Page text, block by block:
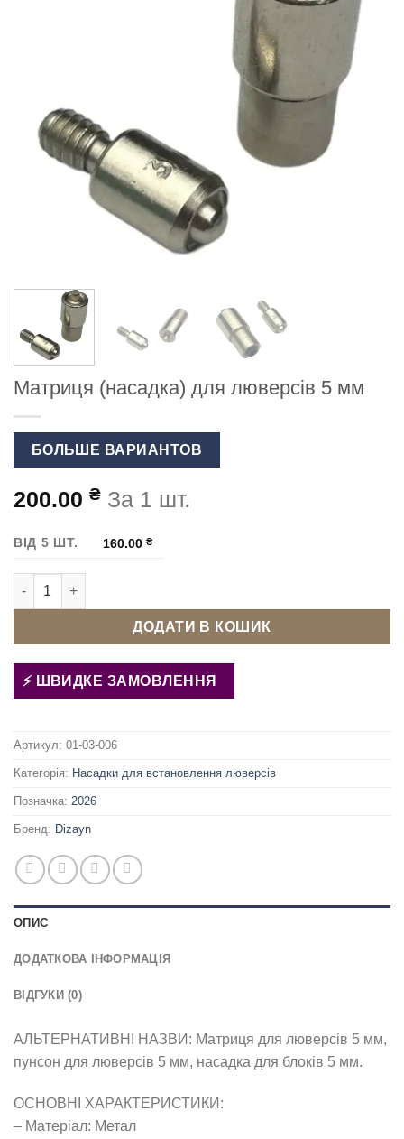
Матриця (насадка) для люверсів 5 мм
БОЛЬШЕ ВАРИАНТОВ
200.00 ₴ За 1 шт.
ВІД 5 ШТ. 160.00₴
Матриця (насадка) для люверсів 5 мм кількість
ДОДАТИ В КОШИК
ШВИДКЕ ЗАМОВЛЕННЯ
Артикул: 01-03-006
Категорія: Насадки для встановлення люверсів
Позначка: 2026
Бренд: Dizayn
ОПИС
ДОДАТКОВА ІНФОРМАЦІЯ
ВІДГУКИ (0)
АЛЬТЕРНАТИВНІ НАЗВИ: Матриця для люверсів 5 мм,
пунсон для люверсів 5 мм, насадка для блоків 5 мм.
ОСНОВНІ ХАРАКТЕРИСТИКИ:
– Матеріал: Метал